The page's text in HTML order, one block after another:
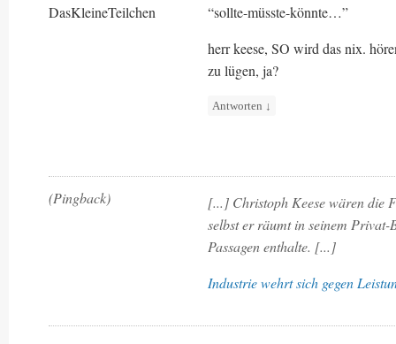
DasKleineTeilchen
“sollte-müsste-könnte…”
herr keese, SO wird das nix.
zu lügen, ja?
Antworten ↓
(Pingback)
[...] Christoph Keese wären die
selbst er räumt in seinem Privat-
Passagen enthalte. [...]
Industrie wehrt sich gegen